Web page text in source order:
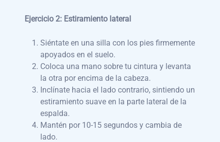
Ejercicio 2: Estiramiento lateral
Siéntate en una silla con los pies firmemente
apoyados en el suelo.
Coloca una mano sobre tu cintura y levanta
la otra por encima de la cabeza.
Inclínate hacia el lado contrario, sintiendo un
estiramiento suave en la parte lateral de la
espalda.
Mantén por 10-15 segundos y cambia de
lado.